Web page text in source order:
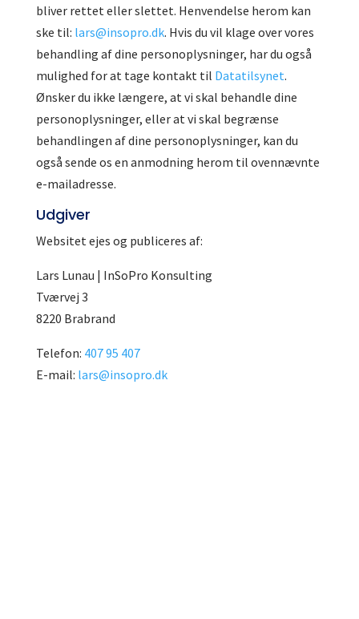
bliver rettet eller slettet. Henvendelse herom kan
ske til: lars@insopro.dk. Hvis du vil klage over vores
behandling af dine personoplysninger, har du også
mulighed for at tage kontakt til Datatilsynet.
Ønsker du ikke længere, at vi skal behandle dine
personoplysninger, eller at vi skal begrænse
behandlingen af dine personoplysninger, kan du
også sende os en anmodning herom til ovennævnte
e-mailadresse.
Udgiver
Websitet ejes og publiceres af:
Lars Lunau | InSoPro Konsulting
Tværvej 3
8220 Brabrand
Telefon: 407 95 407
E-mail: lars@insopro.dk